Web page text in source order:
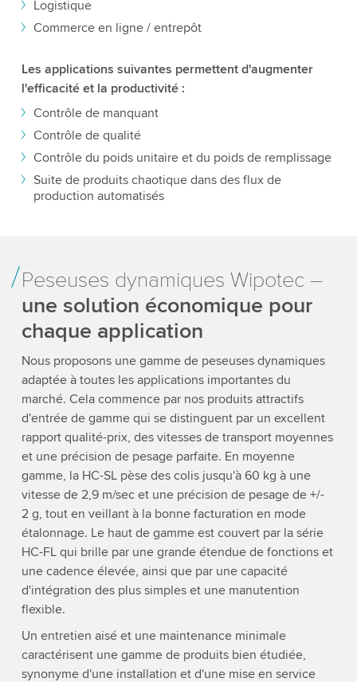
Logistique
Commerce en ligne / entrepôt
Les applications suivantes permettent d'augmenter
l'efficacité et la productivité :
Contrôle de manquant
Contrôle de qualité
Contrôle du poids unitaire et du poids de remplissage
Suite de produits chaotique dans des flux de
production automatisés
Peseuses dynamiques Wipotec –
une solution économique pour
chaque application
Nous proposons une gamme de peseuses dynamiques
adaptée à toutes les applications importantes du
marché. Cela commence par nos produits attractifs
d'entrée de gamme qui se distinguent par un excellent
rapport qualité-prix, des vitesses de transport moyennes
et une précision de pesage parfaite. En moyenne
gamme, la HC-SL pèse des colis jusqu'à 60 kg à une
vitesse de 2,9 m/sec et une précision de pesage de +/-
2 g, tout en veillant à la bonne facturation en mode
étalonnage. Le haut de gamme est couvert par la série
HC-FL qui brille par une grande étendue de fonctions et
une cadence élevée, ainsi que par une capacité
d'intégration des plus simples et une manutention
flexible.
Un entretien aisé et une maintenance minimale
caractérisent une gamme de produits bien étudiée,
synonyme d'une installation et d'une mise en service